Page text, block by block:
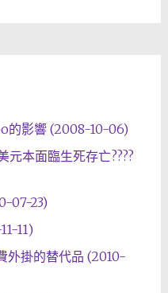
的影響 (2008-10-06)
元本面臨生死存亡????
07-23)
11)
掛的替代品 (2010-